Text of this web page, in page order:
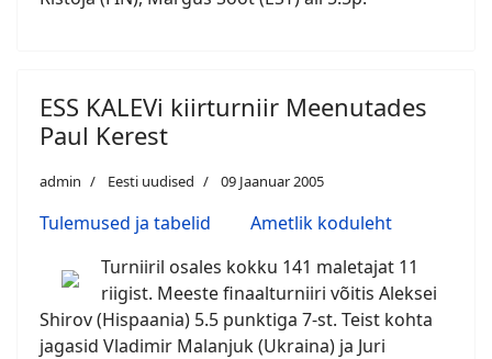
ESS KALEVi kiirturniir Meenutades
Paul Kerest
admin Eesti uudised 09 Jaanuar 2005
Tulemused ja tabelid
Ametlik koduleht
Turniiril osales kokku 141 maletajat 11
riigist. Meeste finaalturniiri võitis Aleksei
Shirov (Hispaania) 5.5 punktiga 7-st. Teist kohta
jagasid Vladimir Malanjuk (Ukraina) ja Juri